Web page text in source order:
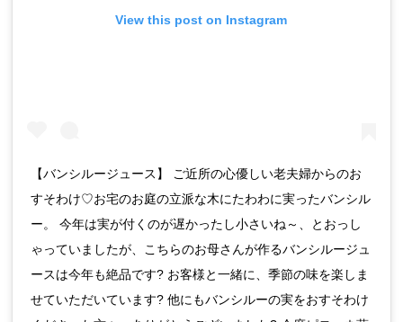
View this post on Instagram
【バンシルージュース】 ご近所の心優しい老夫婦からのお
すそわけ♡お宅のお庭の立派な木にたわわに実ったバンシル
ー。 今年は実が付くのが遅かったし小さいね～、とおっし
ゃっていましたが、こちらのお母さんが作るバンシルージュ
ースは今年も絶品です? お客様と一緒に、季節の味を楽しま
せていただいています? 他にもバンシルーの実をおすそわけ